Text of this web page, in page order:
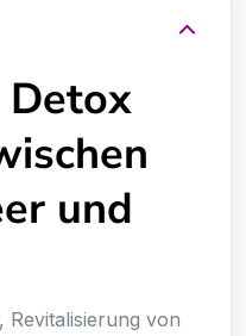
Detox
und
, Revitalisierung von